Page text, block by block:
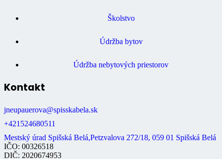
Školstvo
Údržba bytov
Údržba nebytových priestorov
Kontakt
jneupauerova@spisskabela.sk
+421524680511
Mestský úrad Spišská Belá,Petzvalova 272/18, 059 01 Spišská Belá
IČO: 00326518
DIČ: 2020674953